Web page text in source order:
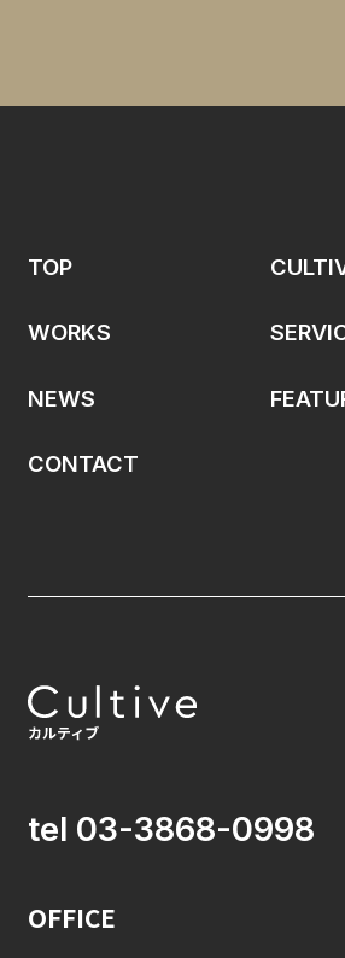
tel 03-3868-0998
OFFICE
TOP
WORKS
NEWS
CONTACT